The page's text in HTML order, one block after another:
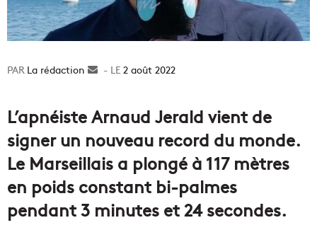
La rédaction
Envoyer2 août 2022
L’apnéiste Arnaud Jerald vient de
signer un nouveau record du monde.
Le Marseillais a plongé à 117 mètres
en poids constant bi-palmes
pendant 3 minutes et 24 secondes.